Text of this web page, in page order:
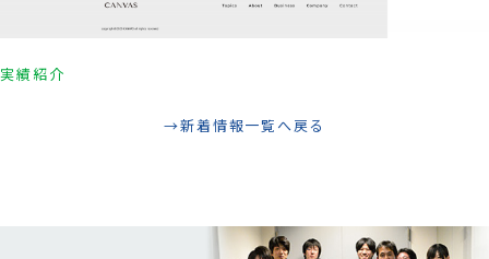
実績紹介
新着情報一覧へ戻る